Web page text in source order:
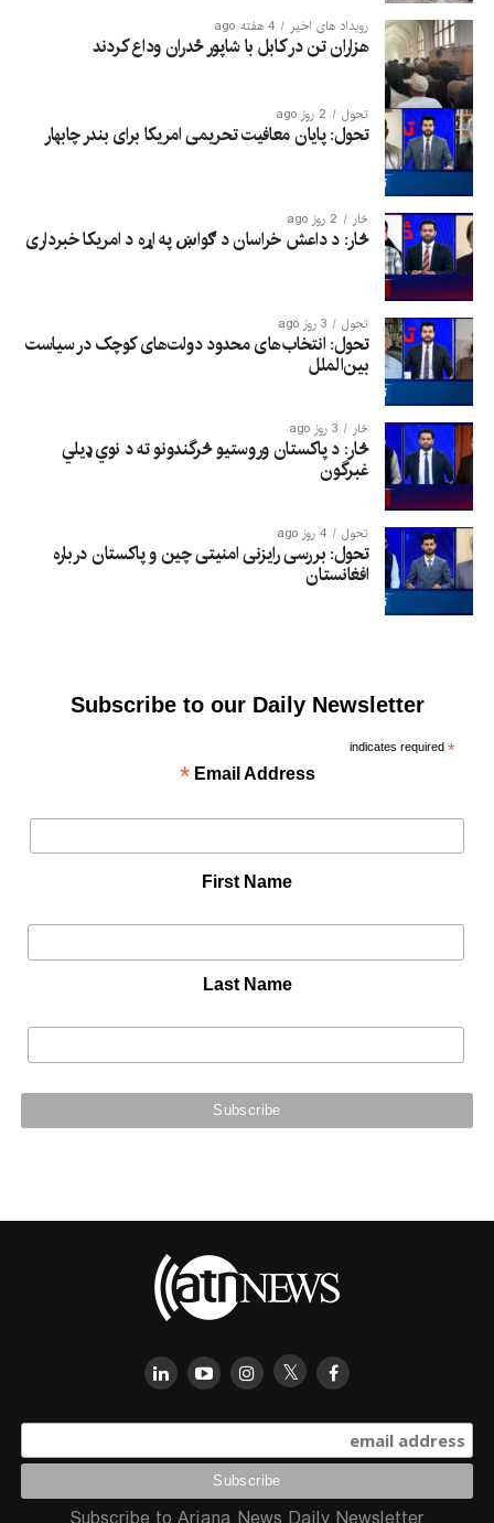
رویداد های اخیر 4 هفته ago
هزاران تن در کابل با شاپور ځدران وداع کردند
تحول 2 روز ago
تحول: پایان معافیت تحریمی امریکا برای بندر چابهار
څار 2 روز ago
څار: د داعش خراسان د ګواښ په اړه د امریکا خبرداری
تحول 3 روز ago
تحول: انتخاب‌های محدود دولت‌های کوچک در سیاست
بین‌الملل
څار 3 روز ago
څار: د پاکستان وروستیو څرگندونو ته د نوي ډیلي
غبرگون
تحول 4 روز ago
تحول: بررسی رایزنی امنیتی چین و پاکستان درباره
افغانستان
Subscribe to our Daily Newsletter
*
indicates required
Email Address
*
First Name
Last Name